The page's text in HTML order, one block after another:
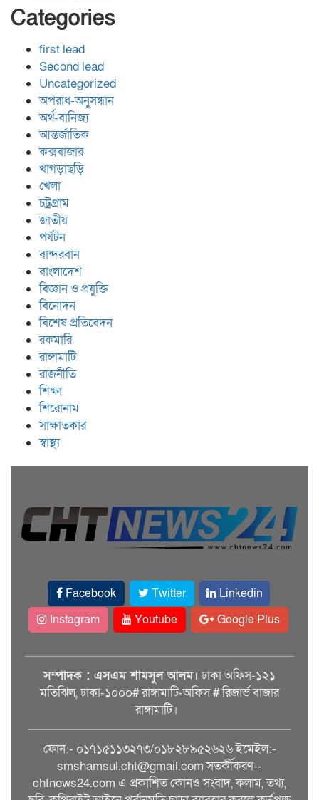
Categories
first lead
Second lead
Uncategorized
অপরাধ-অনুসন্ধান
অর্থ-বানিজ্য
আন্তর্জাতিক
কক্সবাজার
খাগড়াছড়ি
খেলা
চট্রগ্রাম
জাতীয়
পর্যটন
বান্দরবান
বাংলাদেশ
বিজ্ঞান ও প্রযুক্তি
বিনোদন
বিশেষ প্রতিবেদন
রকমারি
রাঙ্গামাটি
রাজনীতি
শিক্ষা
শিরোনাম
সাক্ষাতকার
স্বাস্থ্য
Facebook Twitter
Linkedin
Instagram
Youtube Google Plus
সম্পাদক : এসএম শামসুল আলম। ঢাকা অফিস-১২১
মতিঝিল, ঢাকা-১০০০# রাঙ্গামাটি-অফিস # রিজার্ভ বাজার
রাঙ্গামাটি।
ফোন:- ০১৭১৫১১৩২৭৩/০১৮২৮৯৫২৬২৬ ইমেইল:-
smshamsul.cht@gmail.com সতর্কীকরণ--
chtnews24.com এ প্রকাশিত কোনও সংবাদ, কলাম, তথ্য,